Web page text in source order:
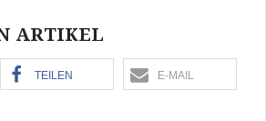
ARTIKEL
TEILEN E-MAIL